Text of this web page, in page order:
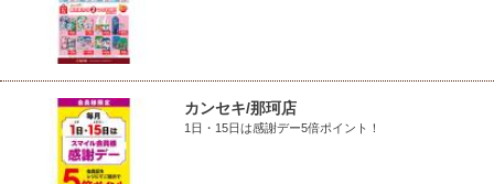
カンセキ/那珂店
1日・15日は感謝デー5倍ポイント！